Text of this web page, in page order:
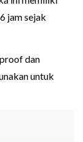
jam sejak
dan
untuk